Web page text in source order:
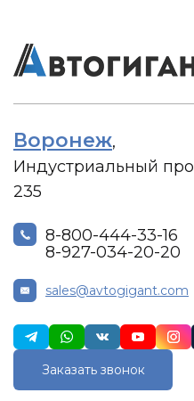
Воронеж,
Индустриальный
235
8-800-444-33-16
8-927-034-20-20
sales@avtogigant.com
Заказать звонок